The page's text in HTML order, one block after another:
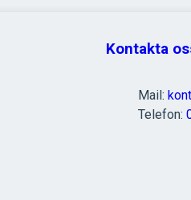
Kontakta
Mail:
Telefon: